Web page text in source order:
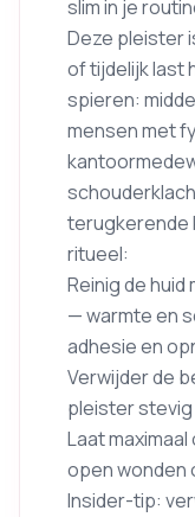
slim in je
Deze pleister
of tijdelijk last
spieren:
mensen met
terugkerende
ritueel:
Reinig de
— warmte en
adhesie en
Verwijder de
pleister stevig
Laat
open wonden
Insider-tip: